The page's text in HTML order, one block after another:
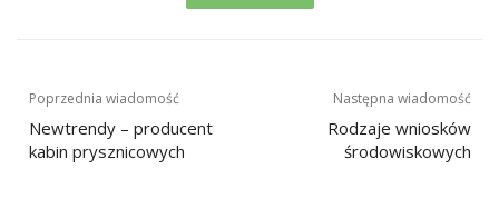
Nawigacja
wpisu
Poprzednia wiadomość
Newtrendy – producent
kabin prysznicowych
Następna wiadomość
Rodzaje wniosków
środowiskowych